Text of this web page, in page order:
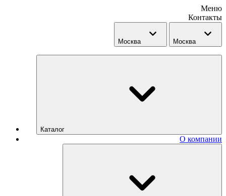
Меню
Контакты
Москва Москва
Каталог
О компании